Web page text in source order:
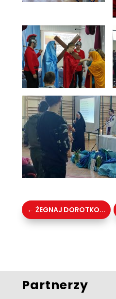
← ŻEGNAJ DOROTKO...
Partnerzy